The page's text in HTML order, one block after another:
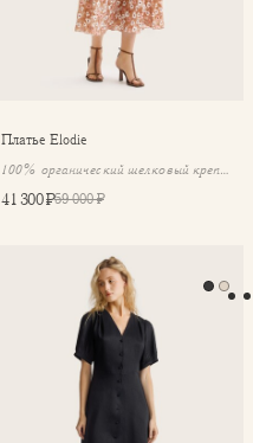
Платье Elodie
41 300 ₽59 000 ₽
Платье Anais